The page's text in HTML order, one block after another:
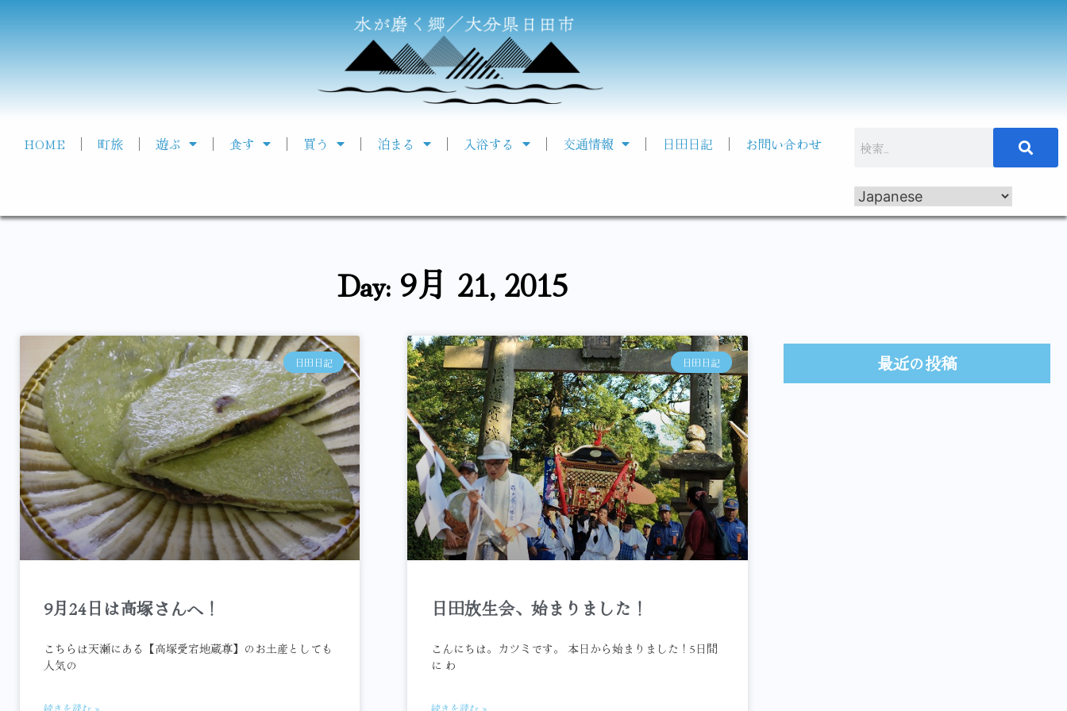
HOME 町旅 遊ぶ 食す 買う 泊まる 入浴する 交通情報 日田日記 お問い合わせ
Day: 9月 21, 2015
日田日記
9月24日は高塚さんへ！
こちらは天瀬にある【高塚愛宕地蔵尊】のお土産としても
人気の
続きを読む »
日田日記
日田放生会、始まりました！
こんにちは。カツミです。 本日から始まりました！5日間
に わ
続きを読む »
最近の投稿